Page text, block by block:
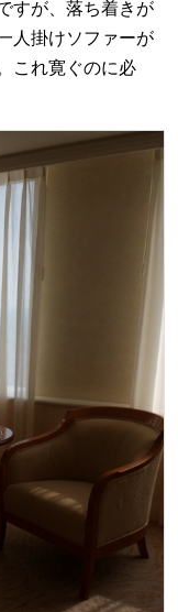
すが、落ち着きが
人掛けソファーが
これ寛ぐのに必